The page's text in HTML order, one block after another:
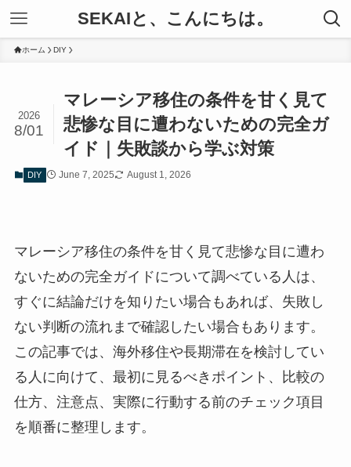
SEKAIと、こんにちは。
ホーム DIY
マレーシア移住の条件を甘く見て
悲惨な目に遭わないための完全ガ
イド｜失敗談から学ぶ対策
2026
8/01
DIY June 7, 2025 August 1, 2026
マレーシア移住の条件を甘く見て悲惨な目に遭わ
ないための完全ガイドについて調べている人は、
すぐに結論だけを知りたい場合もあれば、失敗し
ない判断の流れまで確認したい場合もあります。
この記事では、海外移住や長期滞在を検討してい
る人に向けて、最初に見るべきポイント、比較の
仕方、注意点、実際に行動する前のチェック項目
を順番に整理します。